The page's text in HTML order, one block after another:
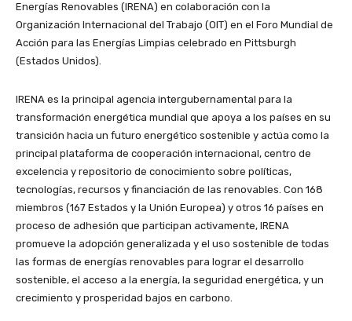
Energías Renovables (IRENA) en colaboración con la
Organización Internacional del Trabajo (OIT) en el Foro Mundial de
Acción para las Energías Limpias celebrado en Pittsburgh
(Estados Unidos).
IRENA es la principal agencia intergubernamental para la
transformación energética mundial que apoya a los países en su
transición hacia un futuro energético sostenible y actúa como la
principal plataforma de cooperación internacional, centro de
excelencia y repositorio de conocimiento sobre políticas,
tecnologías, recursos y financiación de las renovables. Con 168
miembros (167 Estados y la Unión Europea) y otros 16 países en
proceso de adhesión que participan activamente, IRENA
promueve la adopción generalizada y el uso sostenible de todas
las formas de energías renovables para lograr el desarrollo
sostenible, el acceso a la energía, la seguridad energética, y un
crecimiento y prosperidad bajos en carbono.